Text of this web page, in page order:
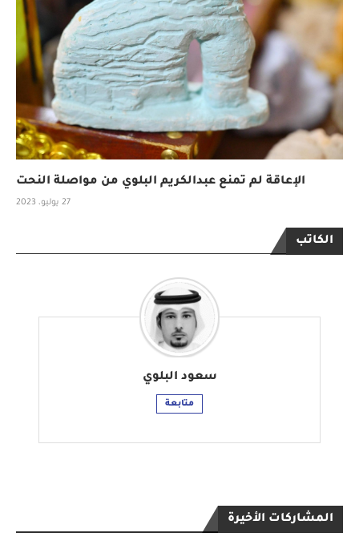
الإعاقة لم تمنع عبدالكريم البلوي من مواصلة النحت
27 يوليو، 2023
الكاتب
سعود البلوي
متابعة
المشاركات الأخيرة